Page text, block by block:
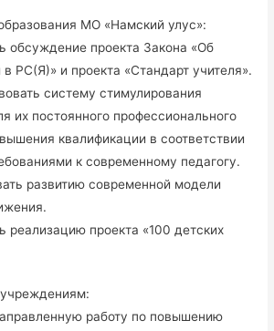
МО «Намский улус»:
обсуждение проекта Закона «Об
в РС(Я)» и проекта «Стандарт учителя».
систему стимулирования
их постоянного профессионального
квалификации в соответствии
к современному педагогу.
развитию современной модели
реализацию проекта «100 детских
работу по повышению